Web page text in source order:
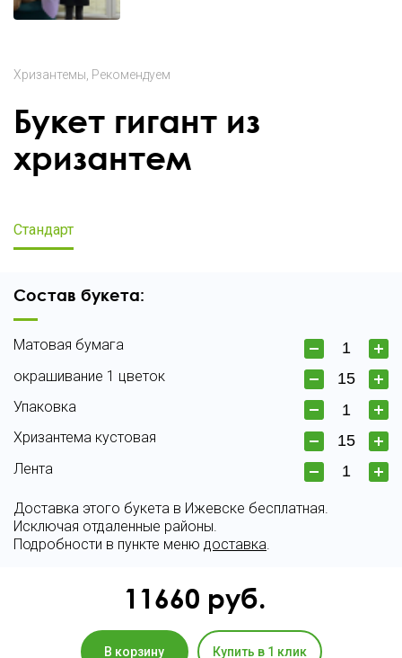
Хризантемы Рекомендуем
Букет гигант из
хризантем
Стандарт
Состав букета:
Матовая бумага
окрашивание 1 цветок
Упаковка
Хризантема кустовая
Лента
Доставка этого букета в Ижевске бесплатная.
Исключая отдаленные районы.
Подробности в пункте меню доставка.
11660 руб.
В корзину Купить в 1 клик